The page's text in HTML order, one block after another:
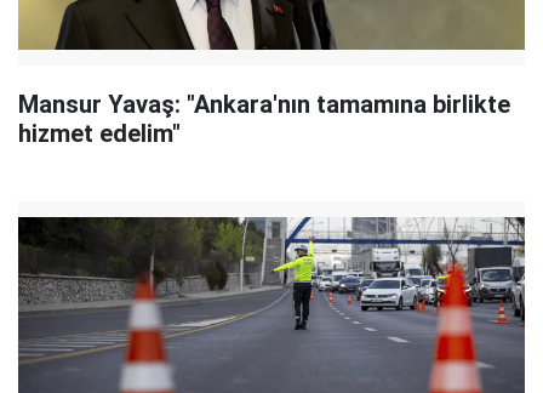
Mansur Yavaş: "Ankara'nın tamamına birlikte
hizmet edelim"